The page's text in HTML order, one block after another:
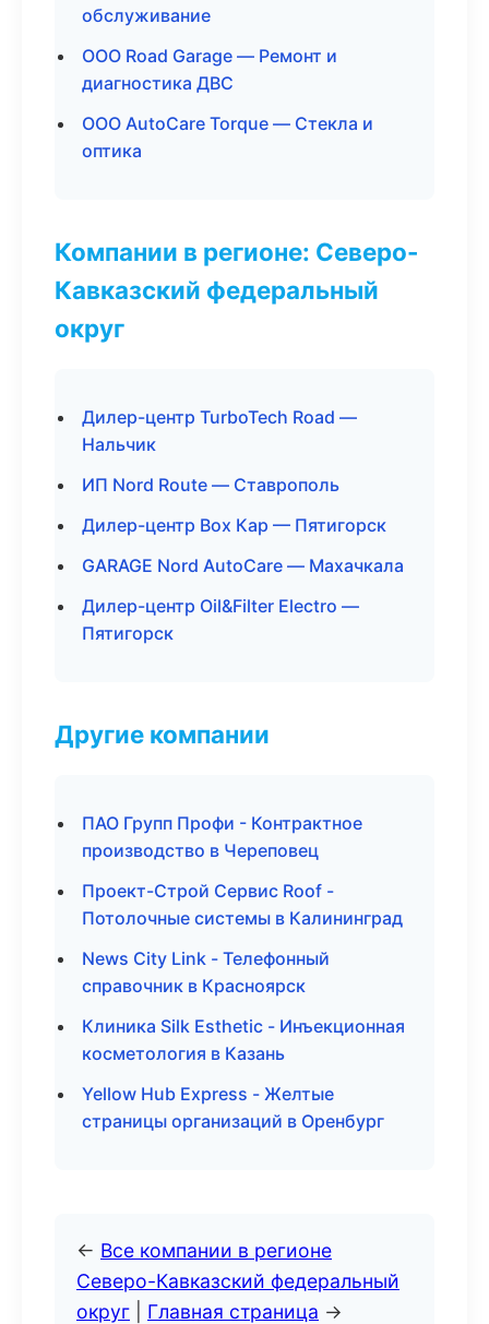
обслуживание
ООО Road Garage — Ремонт и
диагностика ДВС
ООО AutoCare Torque — Стекла и
оптика
Компании в регионе: Северо-
Кавказский федеральный
округ
Дилер-центр TurboTech Road —
Нальчик
ИП Nord Route — Ставрополь
Дилер-центр Box Кар — Пятигорск
GARAGE Nord AutoCare — Махачкала
Дилер-центр Oil&Filter Electro —
Пятигорск
Другие компании
ПАО Групп Профи - Контрактное
производство в Череповец
Проект-Строй Сервис Roof -
Потолочные системы в Калининград
News City Link - Телефонный
справочник в Красноярск
Клиника Silk Esthetic - Инъекционная
косметология в Казань
Yellow Hub Express - Желтые
страницы организаций в Оренбург
← Все компании в регионе
Северо-Кавказский федеральный
округ
Главная страница →